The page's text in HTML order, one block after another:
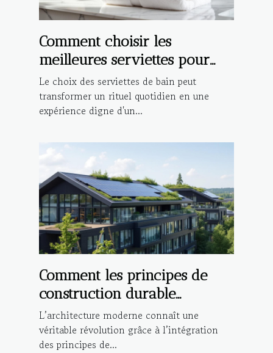
Comment choisir les
meilleures serviettes pour
une expérience de bain de
luxe ?
Le choix des serviettes de bain peut
transformer un rituel quotidien en une
expérience digne d'un...
Comment les principes de
construction durable
influencent-ils l'architecture
moderne ?
L’architecture moderne connaît une
véritable révolution grâce à l’intégration
des principes de...